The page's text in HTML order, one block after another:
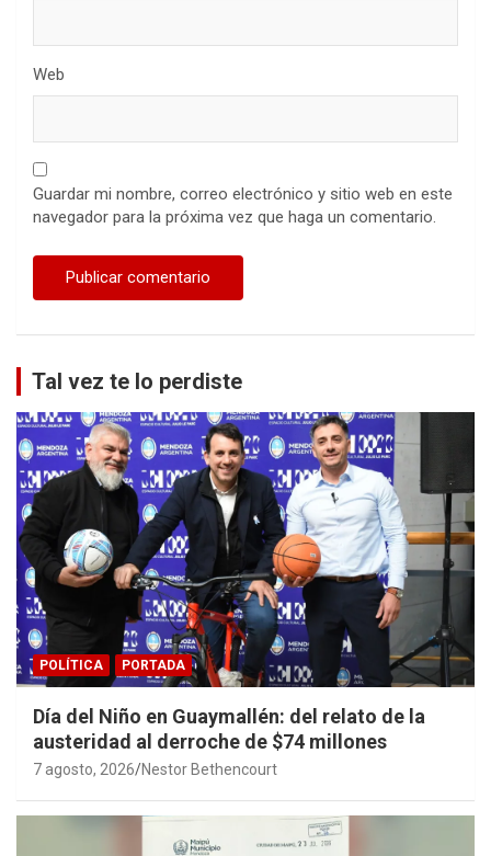
Web
Guardar mi nombre, correo electrónico y sitio web en este
navegador para la próxima vez que haga un comentario.
Tal vez te lo perdiste
POLÍTICA PORTADA
Día del Niño en Guaymallén: del relato de la
austeridad al derroche de $74 millones
7 agosto, 2026 Nestor Bethencourt